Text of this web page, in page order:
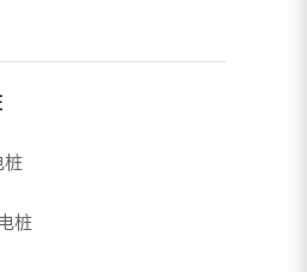
桩
桩